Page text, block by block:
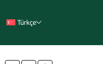
Türkçe